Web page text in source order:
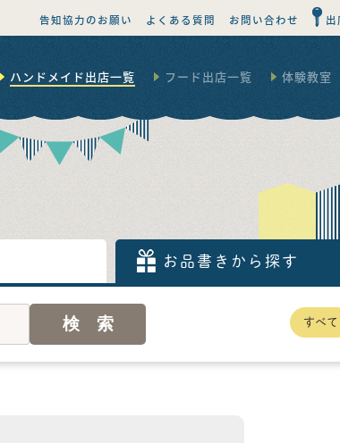
告知協力のお願い よくある質問 お問い合わせ
ハンドメイド出店一覧 フード出店一覧 体験教室
お品書きから探す
すべて